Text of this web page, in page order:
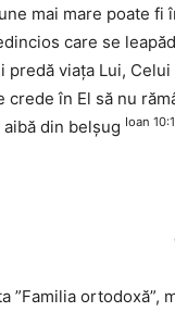
mai mare poate fi
care se
viaţa Lui, Celui
crede în El să nu
aibă din belşug Ioan
”Familia ortodoxă”,